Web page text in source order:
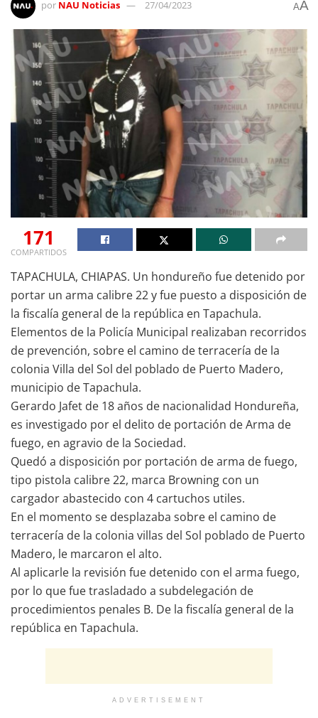
por NAU Noticias 27/04/2023 AA
171
COMPARTIDOS
TAPACHULA, CHIAPAS. Un hondureño fue detenido por
portar un arma calibre 22 y fue puesto a disposición de
la fiscalía general de la república en Tapachula.
Elementos de la Policía Municipal realizaban recorridos
de prevención, sobre el camino de terracería de la
colonia Villa del Sol del poblado de Puerto Madero,
municipio de Tapachula.
Gerardo Jafet de 18 años de nacionalidad Hondureña,
es investigado por el delito de portación de Arma de
fuego, en agravio de la Sociedad.
Quedó a disposición por portación de arma de fuego,
tipo pistola calibre 22, marca Browning con un
cargador abastecido con 4 cartuchos utiles.
En el momento se desplazaba sobre el camino de
terracería de la colonia villas del Sol poblado de Puerto
Madero, le marcaron el alto.
Al aplicarle la revisión fue detenido con el arma fuego,
por lo que fue trasladado a subdelegación de
procedimientos penales B. De la fiscalía general de la
república en Tapachula.
ADVERTISEMENT